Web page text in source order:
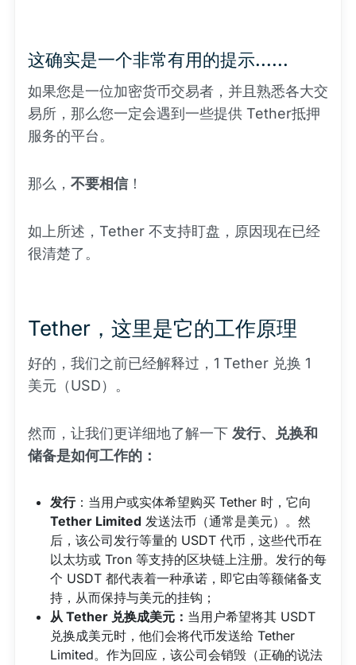
这确实是一个非常有用的提示......
如果您是一位加密货币交易者，并且熟悉各大交
易所，那么您一定会遇到一些提供 Tether抵押
服务的平台。
那么， 不要相信！
如上所述，Tether 不支持盯盘，原因现在已经
很清楚了。
Tether，这里是它的工作原理
好的，我们之前已经解释过，1 Tether 兑换 1
美元（USD）。
然而，让我们更详细地了解一下 发行、兑换和
储备是如何工作的：
发行：当用户或实体希望购买 Tether 时，它向
Tether Limited 发送法币（通常是美元）。然
后，该公司发行等量的 USDT 代币，这些代币在
以太坊或 Tron 等支持的区块链上注册。发行的每
个 USDT 都代表着一种承诺，即它由等额储备支
持，从而保持与美元的挂钩；
从 Tether 兑换成美元： 当用户希望将其 USDT
兑换成美元时，他们会将代币发送给 Tether
Limited。作为回应，该公司会销毁（正确的说法